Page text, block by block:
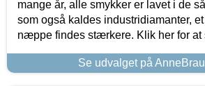
mange år, alle smykker er lavet i de
som også kaldes industridiamanter,
næppe findes stærkere. Klik her for at
Se udvalget på